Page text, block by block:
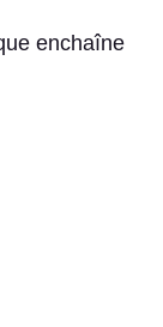
enchaîne